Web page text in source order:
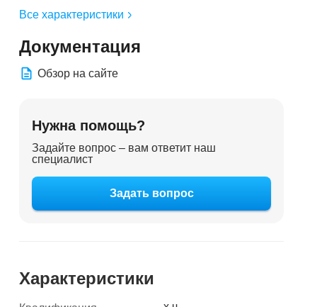
Все характеристики
Документация
Обзор на сайте
Нужна помощь?
Задайте вопрос – вам ответит наш
специалист
Задать вопрос
Характеристики